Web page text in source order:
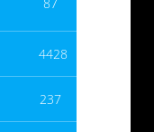
87
4428
237